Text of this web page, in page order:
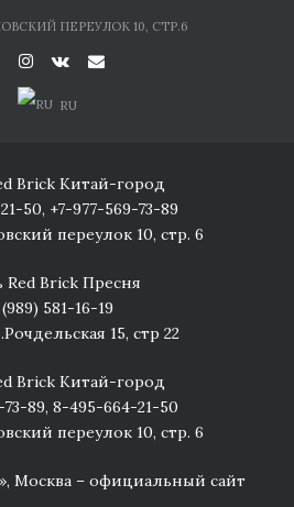
ПЕРЕУЛОК 10, СТР.6
RU
Brick Китай-город
50, +7-977-569-73-89
переулок 10, стр. 6
Red Brick Пресня
(989) 581-16-19
15, стр 22
Brick Китай-город
89, 8-495-664-21-50
переулок 10, стр. 6